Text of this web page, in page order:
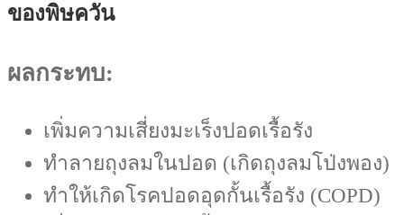
ของพิษควัน
ผลกระทบ:
เพิ่มความเสี่ยงมะเร็งปอดเรื้อรัง
ทำลายถุงลมในปอด (เกิดถุงลมโป่งพอง)
ทำให้เกิดโรคปอดอุดกั้นเรื้อรัง (COPD)